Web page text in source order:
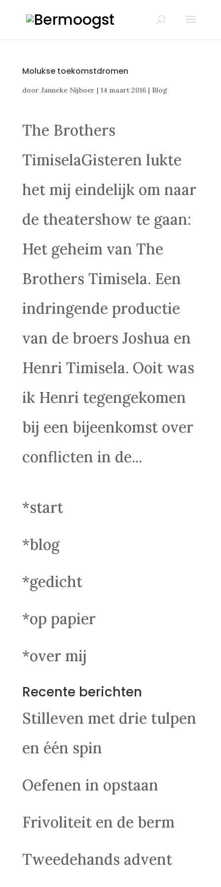
Molukse toekomstdromen
door Janneke Nijboer | 14 maart 2016| Blog
The Brothers
TimiselaGisteren lukte
het mij eindelijk om naar
de theatershow te gaan:
Het geheim van The
Brothers Timisela. Een
indringende productie
van de broers Joshua en
Henri Timisela. Ooit was
ik Henri tegengekomen
bij een bijeenkomst over
conflicten in de...
*start
*blog
*gedicht
*op papier
*over mij
Recente berichten
Stilleven met drie tulpen
en één spin
Oefenen in opstaan
Frivoliteit en de berm
Tweedehands advent